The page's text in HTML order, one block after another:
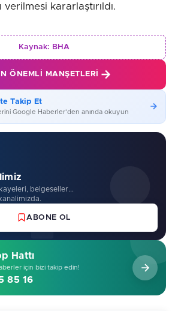
kararlaştırıldı.
Kaynak: BHA
ÖNEMLI MANŞETLERI
Takip Et
Google Haberler'den anında okuyun
belgeseller...
ABONE OL
Hattı
için bizi takip edin!
85 16